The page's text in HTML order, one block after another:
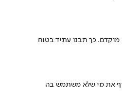
כך תבנו עתיד בטוח